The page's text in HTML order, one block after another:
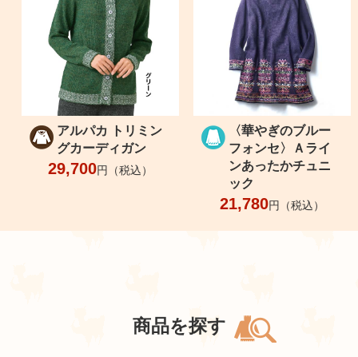
アルパカ トリミン
グカーディガン
29,700円（税込）
〈華やぎのブルー
フォンセ〉Ａライ
ンあったかチュニ
ック
21,780円（税込）
商品を探す